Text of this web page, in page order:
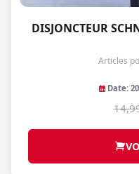
DISJONCTEUR
Articles
Date: